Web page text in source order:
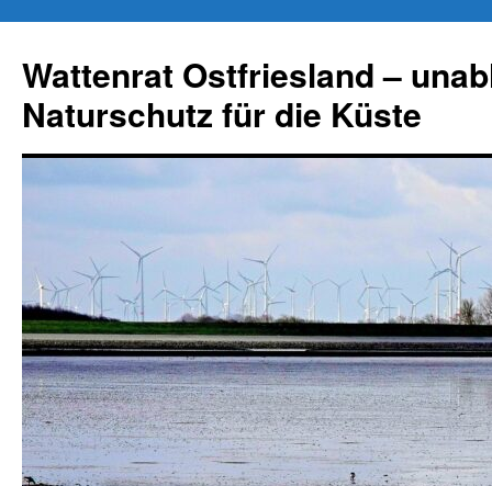
springen
Wattenrat Ostfriesland –
Naturschutz für die Küste